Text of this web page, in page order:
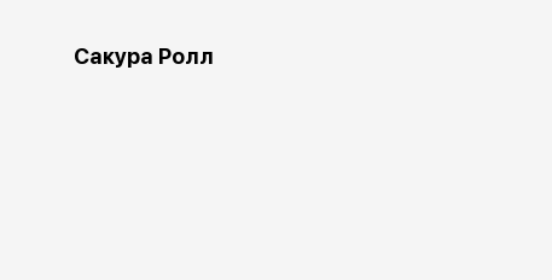
Сакура Ролл